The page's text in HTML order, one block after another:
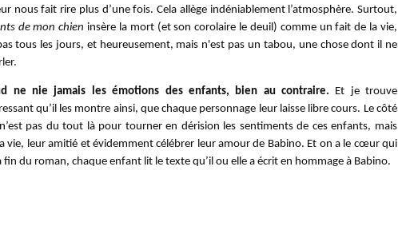
nous fait rire plus d’une fois. Cela allège indéniablement l’atmosphère. Surtout,
de mon chien insère la mort (et son corolaire le deuil) comme un fait de la vie,
tous les jours, et heureusement, mais n'est pas un tabou, une chose dont il ne
ne nie jamais les émotions des enfants, bien au contraire. Et je trouve
qu’il les montre ainsi, que chaque personnage leur laisse libre cours. Le côté
pas du tout là pour tourner en dérision les sentiments de ces enfants, mais
vie, leur amitié et évidemment célébrer leur amour de Babino. Et on a le cœur qui
fin du roman, chaque enfant lit le texte qu’il ou elle a écrit en hommage à Babino.